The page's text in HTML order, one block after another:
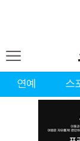
연예 스